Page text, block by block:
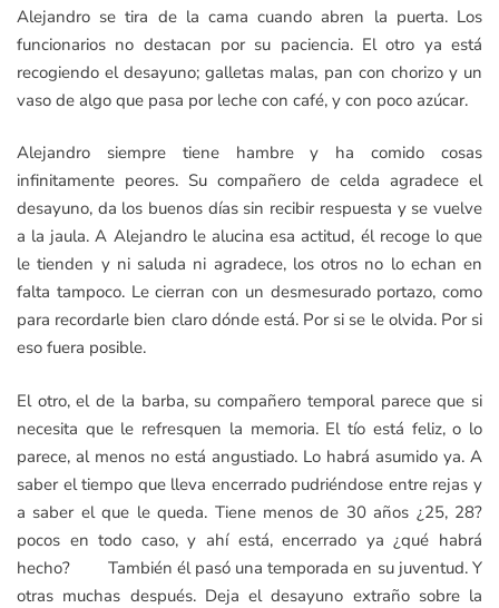
Alejandro se tira de la cama cuando abren la puerta. Los
funcionarios no destacan por su paciencia. El otro ya está
recogiendo el desayuno; galletas malas, pan con chorizo y un
vaso de algo que pasa por leche con café, y con poco azúcar.
Alejandro siempre tiene hambre y ha comido cosas
infinitamente peores. Su compañero de celda agradece el
desayuno, da los buenos días sin recibir respuesta y se vuelve
a la jaula. A Alejandro le alucina esa actitud, él recoge lo que
le tienden y ni saluda ni agradece, los otros no lo echan en
falta tampoco. Le cierran con un desmesurado portazo, como
para recordarle bien claro dónde está. Por si se le olvida. Por si
eso fuera posible.
El otro, el de la barba, su compañero temporal parece que si
necesita que le refresquen la memoria. El tío está feliz, o lo
parece, al menos no está angustiado. Lo habrá asumido ya. A
saber el tiempo que lleva encerrado pudriéndose entre rejas y
a saber el que le queda. Tiene menos de 30 años ¿25, 28?
pocos en todo caso, y ahí está, encerrado ya ¿qué habrá
hecho? También él pasó una temporada en su juventud. Y
otras muchas después. Deja el desayuno extraño sobre la